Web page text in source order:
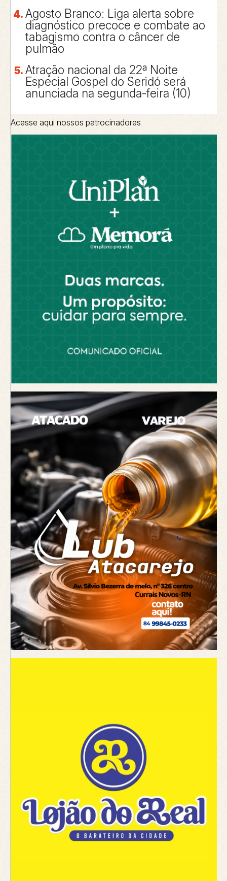
Agosto Branco: Liga alerta sobre
diagnóstico precoce e combate ao
tabagismo contra o câncer de
pulmão
Atração nacional da 22ª Noite
Especial Gospel do Seridó será
anunciada na segunda-feira (10)
Acesse aqui nossos patrocinadores